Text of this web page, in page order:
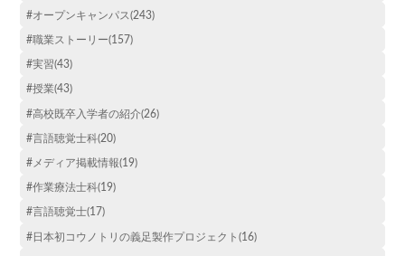
#オープンキャンパス(243)
#職業ストーリー(157)
#実習(43)
#授業(43)
#高校既卒入学者の紹介(26)
#言語聴覚士科(20)
#メディア掲載情報(19)
#作業療法士科(19)
#言語聴覚士(17)
#日本初コウノトリの義足製作プロジェクト(16)